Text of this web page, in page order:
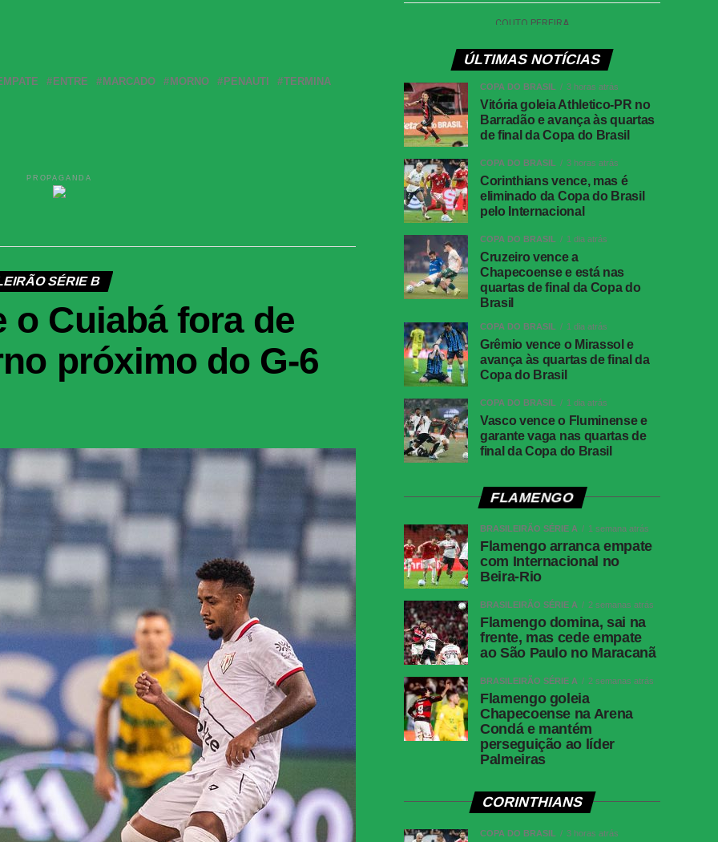
ENTRE MARCADO MORNO PENAUTI TERMINA
PROPAGANDA
SÉRIE B
o Cuiabá fora de
próximo do G-6
ÚLTIMAS NOTÍCIAS
COPA DO BRASIL 3 horas atrás
Vitória goleia Athletico-PR no
Barradão e avança às quartas
de final da Copa do Brasil
COPA DO BRASIL 3 horas atrás
Corinthians vence, mas é
eliminado da Copa do Brasil
pelo Internacional
COPA DO BRASIL 1 dia atrás
Cruzeiro vence a
Chapecoense e está nas
quartas de final da Copa do
Brasil
COPA DO BRASIL 1 dia atrás
Grêmio vence o Mirassol e
avança às quartas de final da
Copa do Brasil
COPA DO BRASIL 1 dia atrás
Vasco vence o Fluminense e
garante vaga nas quartas de
final da Copa do Brasil
FLAMENGO
BRASILEIRÃO SÉRIE A 1 semana atrás
Flamengo arranca empate
com Internacional no
Beira-Rio
BRASILEIRÃO SÉRIE A 2 semanas atrás
Flamengo domina, sai na
frente, mas cede empate
ao São Paulo no Maracanã
BRASILEIRÃO SÉRIE A 2 semanas atrás
Flamengo goleia
Chapecoense na Arena
Condá e mantém
perseguição ao líder
Palmeiras
CORINTHIANS
COPA DO BRASIL 3 horas atrás